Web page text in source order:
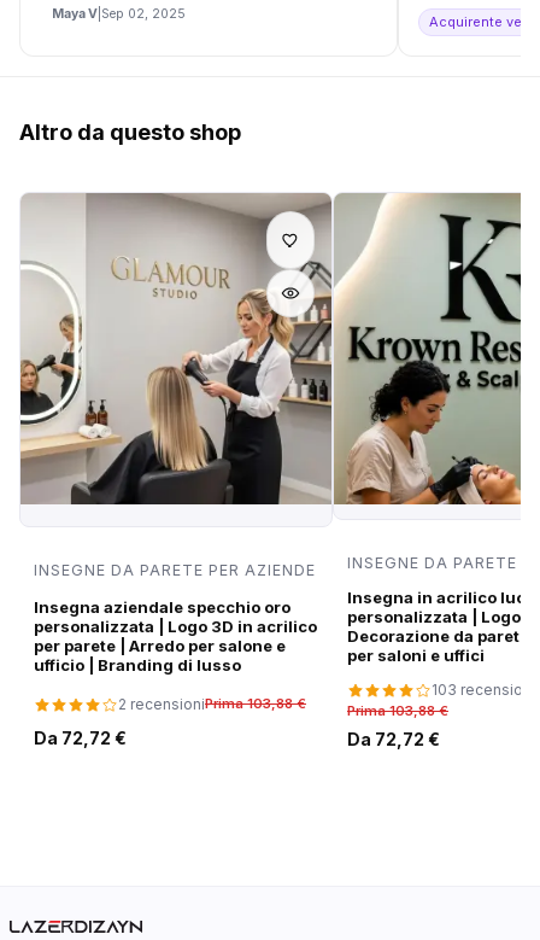
Maya V Sep 02, 2025 Acquirente
Altro da questo shop
INSEGNE DA PARETE PER AZIENDE
Insegna aziendale specchio oro
personalizzata | Logo 3D in acrilico
per parete | Arredo per salone e
ufficio | Branding di lusso
2 recensioniPrima 103,88 €
Da 72,72 €
INSEGNE DA PARETE
Insegna in acrilico
personalizzata | Logo
Decorazione da parete
per saloni e uffici
103 recensioni
Prima 103,88 €
Da 72,72 €